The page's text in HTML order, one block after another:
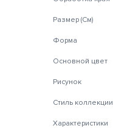
Размер (См)
Форма
Основной цвет
Рисунок
Стиль коллекции
Характеристики